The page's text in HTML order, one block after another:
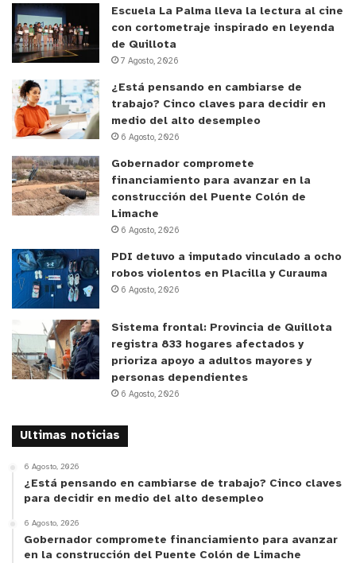
Atendiendo pacientes de toda la región para el
diagnóstico y tratamiento de diversos tipos de
cáncer e hipotiroidismo, principalmente, esto será
un gran cambio para los más 3000 pacientes
anuales que se atienden en la Unidad. Como
afirma Mauricio Troncoso, Tecnólogo Médico
Supervisor, “sí deberíamos aumentar el número de
pacientes que se realizan (el examen), pero lo más
importante es que el cambio va a ser sustantivo en
relación al informe médico que se entrega porque
va a ser más preciso”.
¿Qué es la Medicina Nuclear?
La Medicina Nuclear es una especialidad en la que
se utilizan radiofármacos y equipos
especializados, para el diagnóstico y tratamiento
de enfermedades. Los radiofármacos son
para el paciente que se aplican dentro del
organismo y permiten, principalmente, obtener
imágenes que muestran cómo están funcionando
los órganos y tejidos explorados, o revelan sus
alteraciones a nivel molecular.
Escuela La Palma lleva la lectura al cine
con cortometraje inspirado en leyenda
de Quillota
7 Agosto, 2026
¿Está pensando en cambiarse de
trabajo? Cinco claves para decidir en
medio del alto desempleo
6 Agosto, 2026
Gobernador compromete
financiamiento para avanzar en la
construcción del Puente Colón de
Limache
6 Agosto, 2026
PDI detuvo a imputado vinculado a ocho
robos violentos en Placilla y Curauma
6 Agosto, 2026
Sistema frontal: Provincia de Quillota
registra 833 hogares afectados y
prioriza apoyo a adultos mayores y
personas dependientes
6 Agosto, 2026
Ultimas noticias
6 Agosto, 2026
¿Está pensando en cambiarse de trabajo? Cinco claves
para decidir en medio del alto desempleo
6 Agosto, 2026
Gobernador compromete financiamiento para avanzar
en la construcción del Puente Colón de Limache